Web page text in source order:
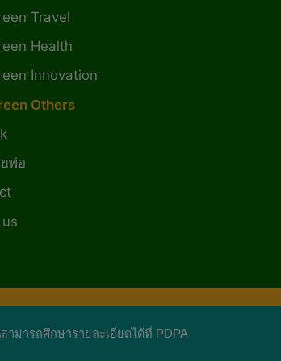
มารถศึกษารายละเอียดได้ที่ PDPA
Travel
Health
Innovation
Others
พ่อ
งสือมีชีวิต